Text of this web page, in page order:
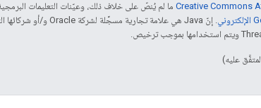
ما لم يُنصّ على خلاف ذلك، وعيّنات التعليمات